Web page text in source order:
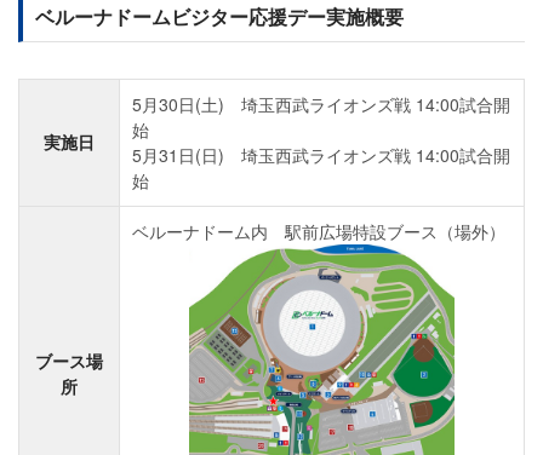
ベルーナドームビジター応援デー実施概要
実施日
5月30日(土) 埼玉西武ライオンズ戦 14:00試合開
始
5月31日(日) 埼玉西武ライオンズ戦 14:00試合開
始
ブース場
所
ベルーナドーム内 駅前広場特設ブース（場外）